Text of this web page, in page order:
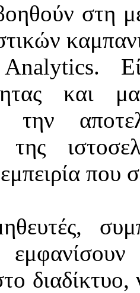
στη
και
την
της
που